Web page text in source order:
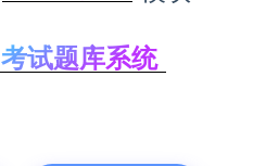
CMS管理
博客管理
考试题库系统